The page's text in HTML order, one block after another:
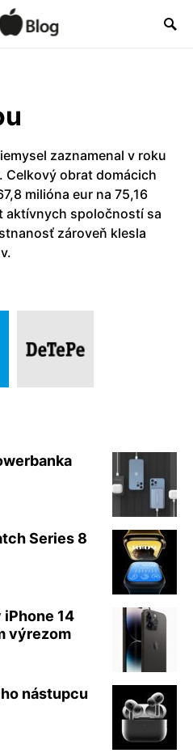
zaznamenal v roku
Celkový obrat domácich
milióna eur na 75,16
aktívnych spoločností sa
zároveň klesla
Series 8
14
výrezom
nástupcu